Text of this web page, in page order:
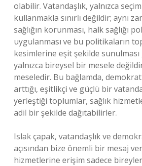
olabilir. Vatandaşlık, yalnızca
kullanmakla sınırlı değildir; aynı
sağlığın korunması, halk sağlığı
uygulanması ve bu politikaların
kesimlerine eşit şekilde sunulması
yalnızca bireysel bir mesele
meseledir. Bu bağlamda,
arttığı, eşitlikçi ve güçlü bir
yerleştiği toplumlar, sağlık
adil bir şekilde dağıtabilirler.
Islak çapak, vatandaşlık ve
açısından bize önemli bir mesaj
hizmetlerine erişim sadece